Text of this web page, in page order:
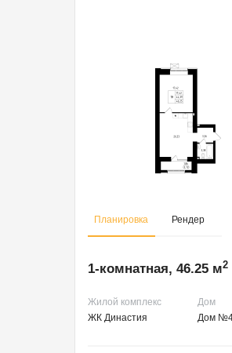
Планировка Рендер
1-комнатная, 46.25 м2
Жилой комплекс Дом
ЖК Династия
Дом